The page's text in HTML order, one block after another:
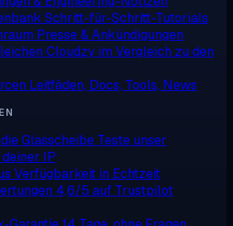
Schritt-für-Schritt-Tutorials
Presse & Ankündigungen
Cloudzy im Vergleich zu den
Leitfäden, Docs, Tools, News
Glasscheibe Teste unser
IP
Verfügbarkeit in Echtzeit
4,6/5 auf Trustpilot